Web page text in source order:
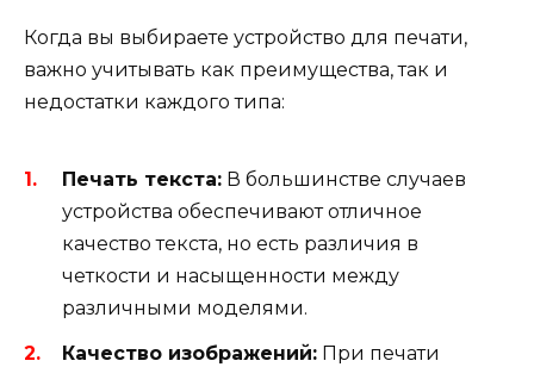
Когда вы выбираете устройство для печати,
важно учитывать как преимущества, так и
недостатки каждого типа:
Печать текста: В большинстве случаев
устройства обеспечивают отличное
качество текста, но есть различия в
четкости и насыщенности между
различными моделями.
Качество изображений: При печати